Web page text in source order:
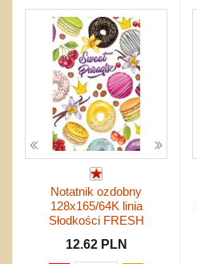
Notatnik ozdobny
128x165/64K linia
Słodkości FRESH
12.62 PLN